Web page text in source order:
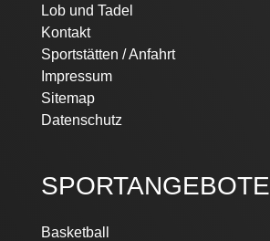
Lob und Tadel
Kontakt
Sportstätten / Anfahrt
Impressum
Sitemap
Datenschutz
SPORTANGEBOTE
Navigation
Basketball